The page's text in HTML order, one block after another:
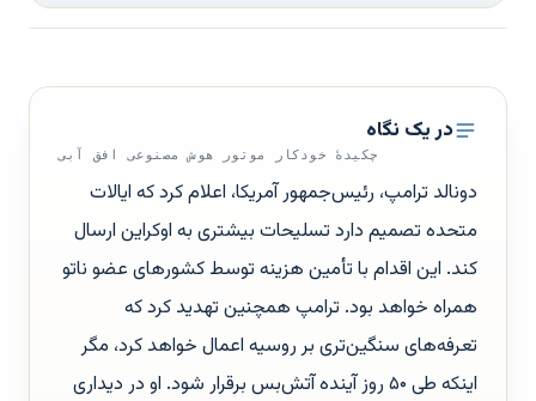
در یک نگاه
چکیدهٔ خودکار موتور هوش مصنوعی افق آبی
دونالد ترامپ، رئیس‌جمهور آمریکا، اعلام کرد که ایالات
متحده تصمیم دارد تسلیحات بیشتری به اوکراین ارسال
کند. این اقدام با تأمین هزینه توسط کشورهای عضو ناتو
همراه خواهد بود. ترامپ همچنین تهدید کرد که
تعرفه‌های سنگین‌تری بر روسیه اعمال خواهد کرد، مگر
اینکه طی ۵۰ روز آینده آتش‌بس برقرار شود. او در دیداری